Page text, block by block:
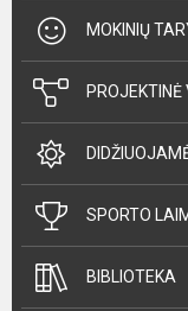
MOKINIŲ
PROJEKTINĖ
SPORTO
BIBLIOTEKA